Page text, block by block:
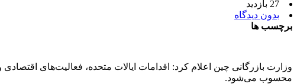
27 بازدید
بدون دیدگاه
برچسب ها
وزارت بازرگانی چین اعلام کرد: اقدامات ایالات متحده، فعالیت‌های
محسوب می‌شود.